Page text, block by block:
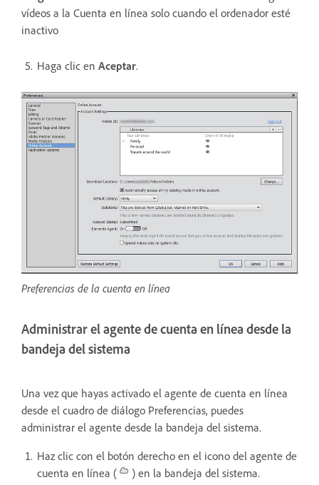
vídeos a la Cuenta en línea solo cuando el ordenador esté
inactivo
Haga clic en Aceptar.
Preferencias de la cuenta en línea
Administrar el agente de cuenta en línea desde la
bandeja del sistema
Una vez que hayas activado el agente de cuenta en línea
desde el cuadro de diálogo Preferencias, puedes
administrar el agente desde la bandeja del sistema.
Haz clic con el botón derecho en el icono del agente de
cuenta en línea (
) en la bandeja del sistema.